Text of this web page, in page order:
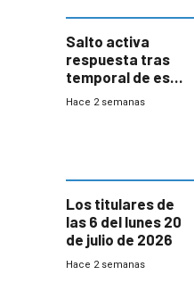
Salto activa
respuesta tras
temporal de este
sábado con
Hace 2 semanas
Los titulares de
las 6 del lunes 20
de julio de 2026
Hace 2 semanas